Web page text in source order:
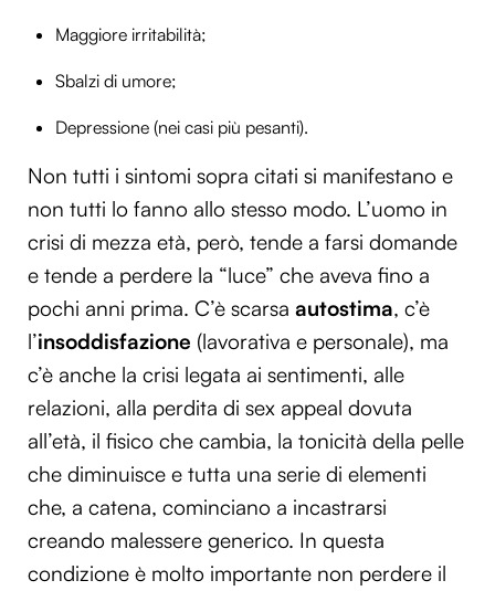
Maggiore irritabilità;
Sbalzi di umore;
Depressione (nei casi più pesanti).
Non tutti i sintomi sopra citati si manifestano e
non tutti lo fanno allo stesso modo. L’uomo in
crisi di mezza età, però, tende a farsi domande
e tende a perdere la “luce” che aveva fino a
pochi anni prima. C’è scarsa autostima, c’è
l’insoddisfazione (lavorativa e personale), ma
c’è anche la crisi legata ai sentimenti, alle
relazioni, alla perdita di sex appeal dovuta
all’età, il fisico che cambia, la tonicità della pelle
che diminuisce e tutta una serie di elementi
che, a catena, cominciano a incastrarsi
creando malessere generico. In questa
condizione è molto importante non perdere il